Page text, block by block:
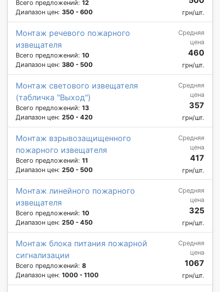
Всего предложений: 12
Диапазон цен: 350 - 600 грн/шт.
Монтаж речевого пожарного
извещателя
Всего предложений: 10
Диапазон цен: 380 - 500
Средняя
цена
460
грн/шт.
Монтаж светового извещателя
(табличка "Выход")
Всего предложений: 13
Диапазон цен: 250 - 420
Средняя
цена
357
грн/шт.
Монтаж взрывозащищенного
пожарного извещателя
Всего предложений: 11
Диапазон цен: 250 - 500
Средняя
цена
417
грн/шт.
Монтаж линейного пожарного
извещателя
Всего предложений: 10
Диапазон цен: 250 - 450
Средняя
цена
325
грн/шт.
Монтаж блока питания пожарной
сигнализации
Всего предложений: 8
Диапазон цен: 1000 - 1100
Средняя
цена
1067
грн/шт.